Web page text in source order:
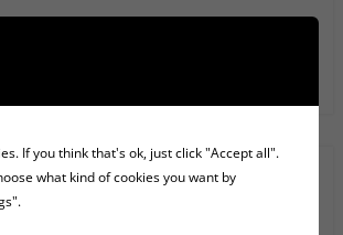
If you think that's ok, just click "Accept all".
what kind of cookies you want by